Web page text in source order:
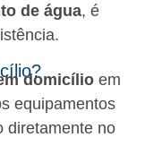
de água, é
domicílio em
equipamentos
diretamente no